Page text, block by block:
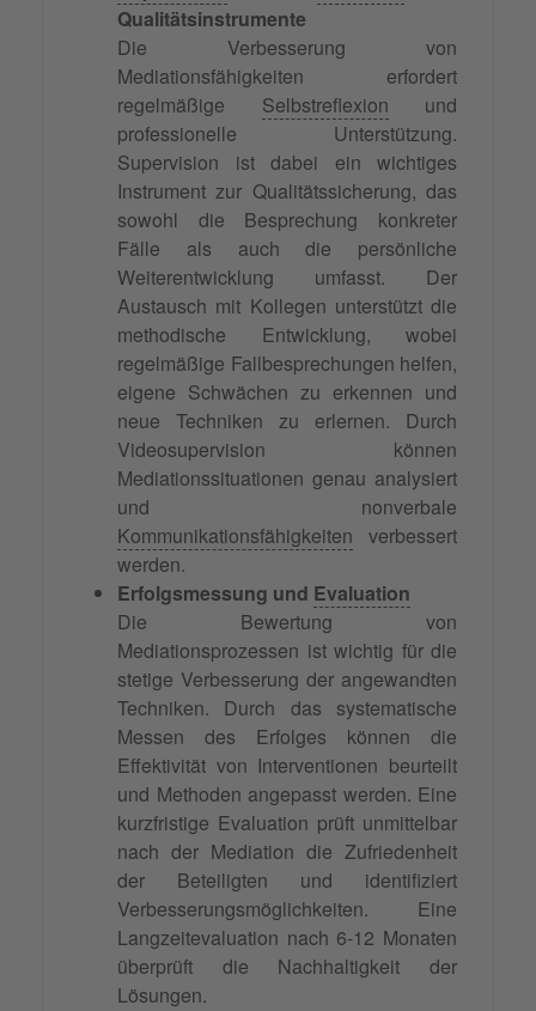
Qualitätsinstrumente
Die Verbesserung von
Mediationsfähigkeiten erfordert
regelmäßige Selbstreflexion und
professionelle Unterstützung.
Supervision ist dabei ein wichtiges
Instrument zur Qualitätssicherung, das
sowohl die Besprechung konkreter
Fälle als auch die persönliche
Weiterentwicklung umfasst. Der
Austausch mit Kollegen unterstützt die
methodische Entwicklung, wobei
regelmäßige Fallbesprechungen helfen,
eigene Schwächen zu erkennen und
neue Techniken zu erlernen. Durch
Videosupervision können
Mediationssituationen genau analysiert
und nonverbale
Kommunikationsfähigkeiten verbessert
werden.
Erfolgsmessung und Evaluation
Die Bewertung von
Mediationsprozessen ist wichtig für die
stetige Verbesserung der angewandten
Techniken. Durch das systematische
Messen des Erfolges können die
Effektivität von Interventionen beurteilt
und Methoden angepasst werden. Eine
kurzfristige Evaluation prüft unmittelbar
nach der Mediation die Zufriedenheit
der Beteiligten und identifiziert
Verbesserungsmöglichkeiten. Eine
Langzeitevaluation nach 6-12 Monaten
überprüft die Nachhaltigkeit der
Lösungen.